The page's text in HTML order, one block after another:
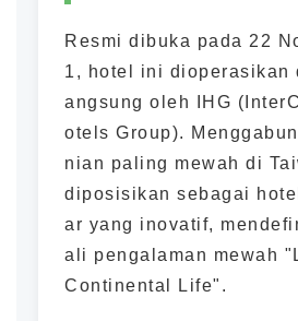
Resmi dibuka pada 22
1, hotel ini dioperasikan
angsung oleh IHG
otels Group).
nian paling mewah di
diposisikan sebagai
ar yang inovatif,
ali pengalaman mewah
Continental Life".